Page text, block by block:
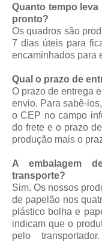
Quanto tempo
pronto?
Os quadros são
7 dias úteis para
encaminhados para
Qual o prazo de
O prazo de entrega
envio. Para sabê-
o CEP no campo
do frete e o prazo
produção mais o
A embalagem
transporte?
Sim. Os nossos
de papelão nos
plástico bolha e
indicam que o
pelo